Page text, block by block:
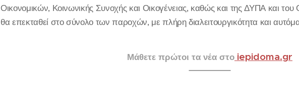
Οικονομικών, Κοινωνικής Συνοχής και Οικογένειας, καθώς και της ΔΥΠΑ και
θα επεκταθεί στο σύνολο των παροχών, με πλήρη διαλειτουργικότητα και
Μάθετε πρώτοι τα νέα στο iepidoma.gr